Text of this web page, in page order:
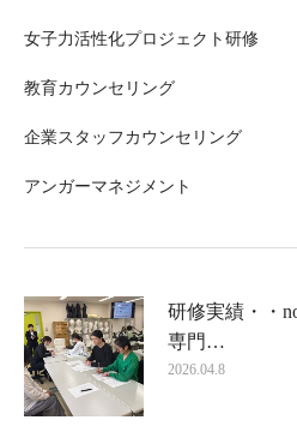
女子力活性化プロジェクト研修
教育カウンセリング
企業スタッフカウンセリング
アンガーマネジメント
研修実績・・
専門…
2026.04.8